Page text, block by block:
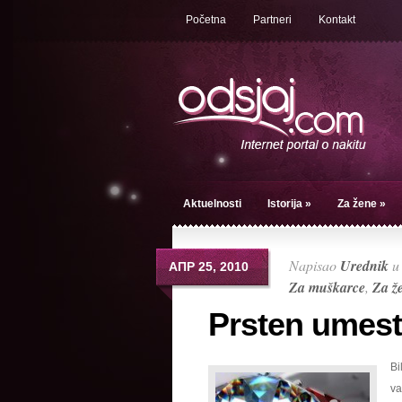
Početna Partneri Kontakt
Aktuelnosti Istorija » Za žene »
АПР 25, 2010 Napisao Urednik u
Za muškarce, Za
Prsten